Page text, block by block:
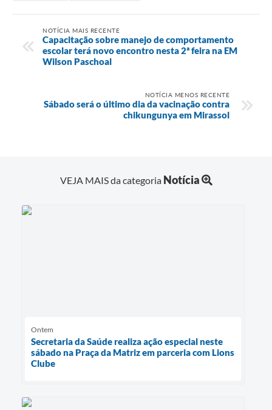
NOTÍCIA MAIS RECENTE
Capacitação sobre manejo de comportamento
escolar terá novo encontro nesta 2ª feira na EM
Wilson Paschoal
NOTÍCIA MENOS RECENTE
Sábado será o último dia da vacinação contra
chikungunya em Mirassol
VEJA MAIS da categoria Notícia
Ontem
Secretaria da Saúde realiza ação especial neste
sábado na Praça da Matriz em parceria com Lions
Clube